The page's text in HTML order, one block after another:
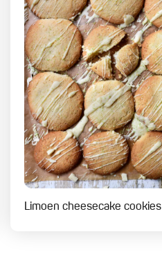
Limoen cheesecake cookies